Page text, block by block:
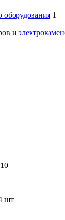
оборудования 1
и
10
шт